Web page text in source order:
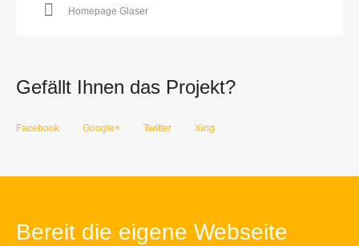
Homepage Glaser
Gefällt Ihnen das Projekt?
Facebook Google+ Twitter Xing
Bereit die eigene Webseite